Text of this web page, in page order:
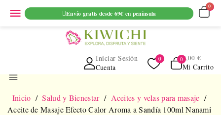
ENVIO GRATUITO EN PEDIDOS SUPERIORES A 69€ EN
PENINSULA
Cuenta
Iniciar Sesión
Mi Carrito
0,00 €
menu
Inicio Salud y Bienestar
Aceites y velas para masaje
Aceite de Masaje Efecto Calor Aroma a Sandía 100ml Nanami
menu Envío gratis desde 69€ en península